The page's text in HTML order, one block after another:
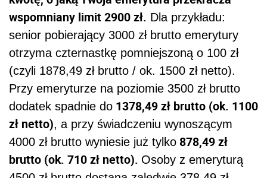
wspomniany limit 2900 zł. Dla przykładu:
senior pobierający 3000 zł brutto emerytury
otrzyma czternastkę pomniejszoną o 100 zł
(czyli 1878,49 zł brutto / ok. 1500 zł netto).
Przy emeryturze na poziomie 3500 zł brutto
dodatek spadnie do 1378,49 zł brutto (ok. 1100
zł netto), a przy świadczeniu wynoszącym
4000 zł brutto wyniesie już tylko 878,49 zł
brutto (ok. 710 zł netto). Osoby z emeryturą